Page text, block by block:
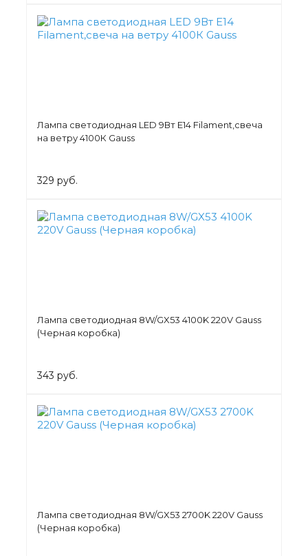
Лампа светодиодная LED 9Вт E14 Filament,свеча
на ветру 4100К Gauss
329 руб.
Лампа светодиодная 8W/GX53 4100K 220V Gauss
(Черная коробка)
343 руб.
Лампа светодиодная 8W/GX53 2700K 220V Gauss
(Черная коробка)